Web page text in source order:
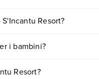
"Info e descrizione
Resort?
.i bambini?
"Info e descrizione
Resort?